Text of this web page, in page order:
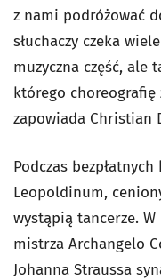
z nami podróżować
słuchaczy czeka
muzyczna część, ale
którego choreografię
zapowiada Christian
Podczas
Leopoldinum,
wystąpią tancerze.
mistrza Archangelo
Johanna Straussa